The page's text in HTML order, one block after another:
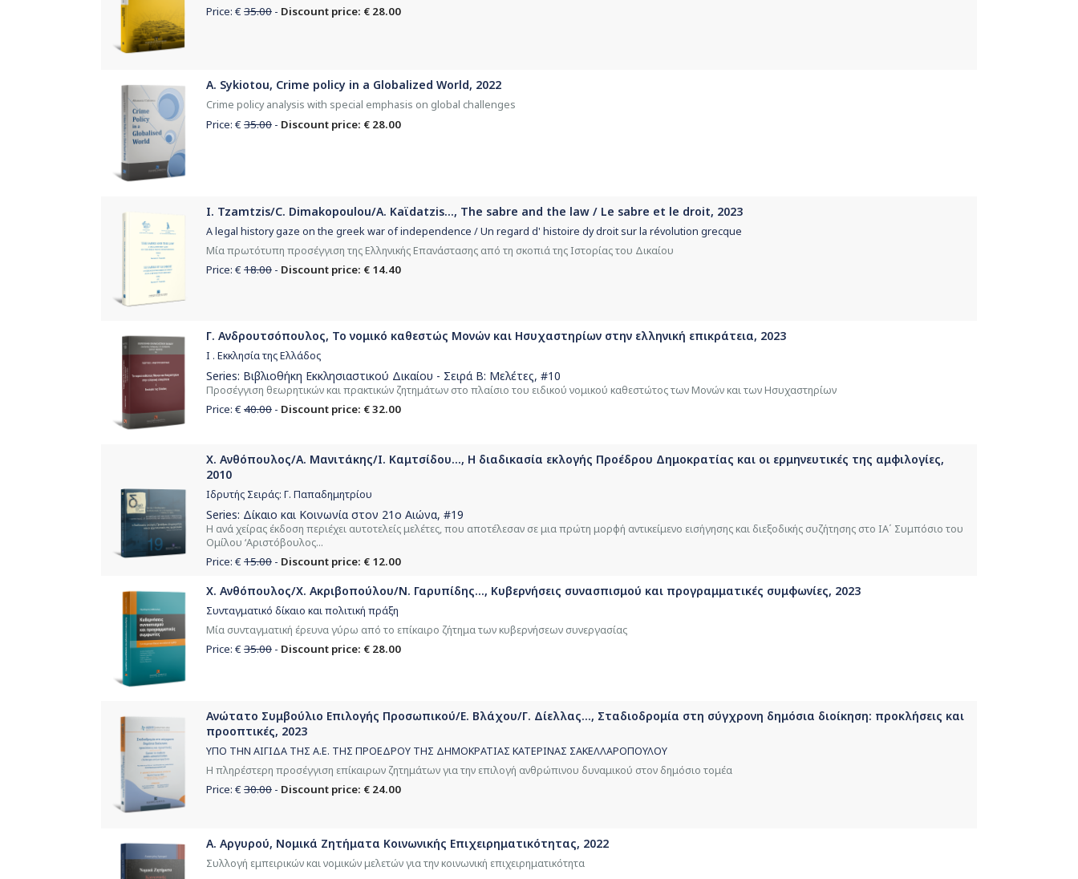
Price: € 35.00 - Discount price: € 28.00
A. Sykiotou, Crime policy in a Globalized World, 2022
Crime policy analysis with special emphasis on global challenges
Price: € 35.00 - Discount price: € 28.00
I. Tzamtzis/C. Dimakopoulou/A. Kaϊdatzis..., The sabre and the law / Le sabre et le droit, 2023
A legal history gaze on the greek war of independence / Un regard d' histoire dy droit sur la révolution grecque
Μία πρωτότυπη προσέγγιση της Ελληνικής Επανάστασης από τη σκοπιά της Ιστορίας του Δικαίου
Price: € 18.00 - Discount price: € 14.40
Γ. Ανδρουτσόπουλος, Το νομικό καθεστώς Μονών και Hσυχαστηρίων στην ελληνική επικράτεια, 2023
I . Εκκλησία της Ελλάδος
Series: Βιβλιοθήκη Εκκλησιαστικού Δικαίου - Σειρά Β: Μελέτες, #10
Προσέγγιση θεωρητικών και πρακτικών ζητημάτων στο πλαίσιο του ειδικού νομικού καθεστώτος των Μονών και των Ησυχαστηρίων
Price: € 40.00 - Discount price: € 32.00
Χ. Ανθόπουλος/Α. Μανιτάκης/Ι. Καμτσίδου..., Η διαδικασία εκλογής Προέδρου Δημοκρατίας και οι ερμηνευτικές της αμφιλογίες,
2010
Ιδρυτής Σειράς: Γ. Παπαδημητρίου
Series: Δίκαιο και Κοινωνία στον 21ο Αιώνα, #19
Η ανά χείρας έκδοση περιέχει αυτοτελείς μελέτες, που αποτέλεσαν σε μια πρώτη μορφή αντικείμενο εισήγησης και διεξοδικής συζήτησης στο IΑ΄ Συμπόσιο του
Ομίλου ‘Αριστόβουλος...
Price: € 15.00 - Discount price: € 12.00
Χ. Ανθόπουλος/Χ. Ακριβοπούλου/Ν. Γαρυπίδης..., Κυβερνήσεις συνασπισμού και προγραμματικές συμφωνίες, 2023
Συνταγματικό δίκαιο και πολιτική πράξη
Μία συνταγματική έρευνα γύρω από το επίκαιρο ζήτημα των κυβερνήσεων συνεργασίας
Price: € 35.00 - Discount price: € 28.00
Ανώτατο Συμβούλιο Επιλογής Προσωπικού/Ε. Βλάχου/Γ. Δίελλας..., Σταδιοδρομία στη σύγχρονη δημόσια διοίκηση: προκλήσεις και
προοπτικές, 2023
ΥΠΟ ΤΗΝ ΑΙΓΙΔΑ ΤΗΣ Α.Ε. ΤΗΣ ΠΡΟΕΔΡΟΥ ΤΗΣ ΔΗΜΟΚΡΑΤΙΑΣ ΚΑΤΕΡΙΝΑΣ ΣΑΚΕΛΛΑΡΟΠΟΥΛΟΥ
Η πληρέστερη προσέγγιση επίκαιρων ζητημάτων για την επιλογή ανθρώπινου δυναμικού στον δημόσιο τομέα
Price: € 30.00 - Discount price: € 24.00
Α. Αργυρού, Νομικά Ζητήματα Κοινωνικής Επιχειρηματικότητας, 2022
Συλλογή εμπειρικών και νομικών μελετών για την κοινωνική επιχειρηματικότητα